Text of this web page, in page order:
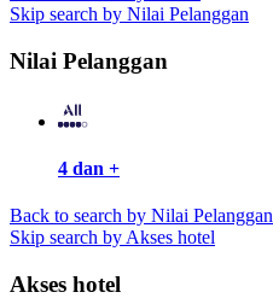
Skip search by Nilai Pelanggan
Nilai Pelanggan
4 dan +
Back to search by Nilai Pelanggan
Skip search by Akses hotel
Akses hotel